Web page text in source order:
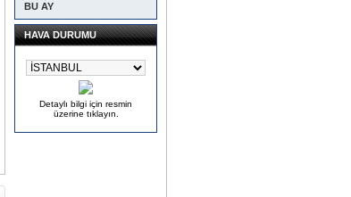
BU AY
HAVA DURUMU
Detaylı bilgi için resmin
üzerine tıklayın.